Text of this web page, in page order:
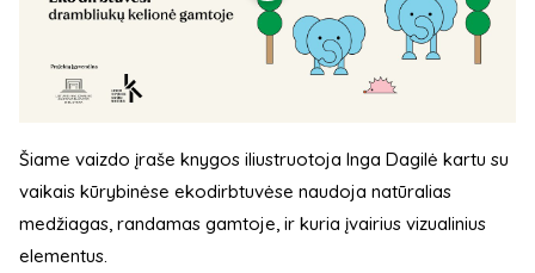
Šiame vaizdo įraše knygos iliustruotoja Inga Dagilė kartu su
vaikais kūrybinėse ekodirbtuvėse naudoja natūralias
medžiagas, randamas gamtoje, ir kuria įvairius vizualinius
elementus.